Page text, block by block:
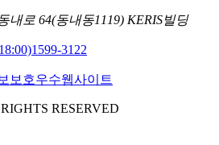
내로 64(동내동1119) KERIS빌딩
1599-3122
RESERVED